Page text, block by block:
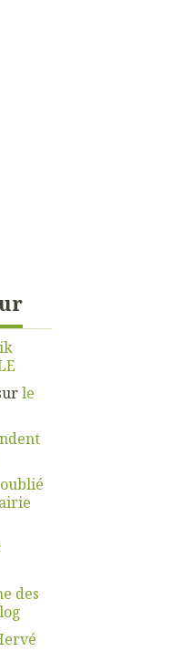
le
des